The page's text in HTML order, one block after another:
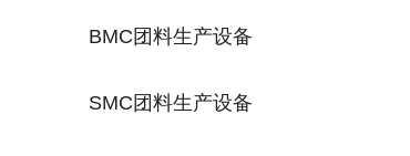
BMC团料生产设备
SMC团料生产设备